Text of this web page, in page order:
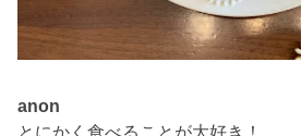
anon
とにかく食べることが大好き！